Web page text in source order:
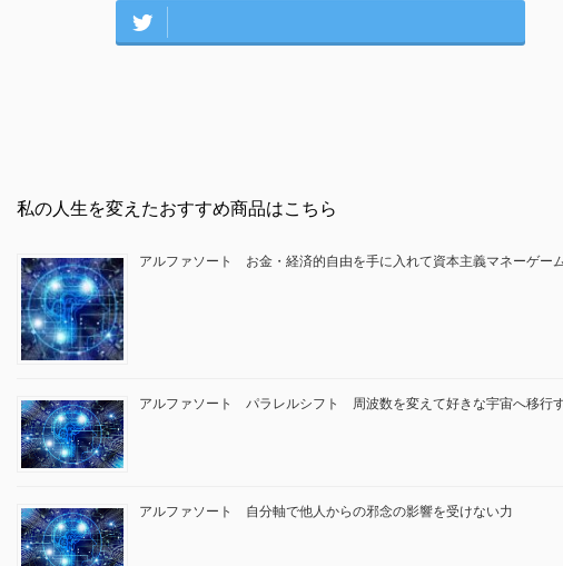
私の人生を変えたおすすめ商品はこちら
アルファソート お金・経済的自由を手に入れて資本主義マネーゲー
アルファソート パラレルシフト 周波数を変えて好きな宇宙へ移行
アルファソート 自分軸で他人からの邪念の影響を受けない力